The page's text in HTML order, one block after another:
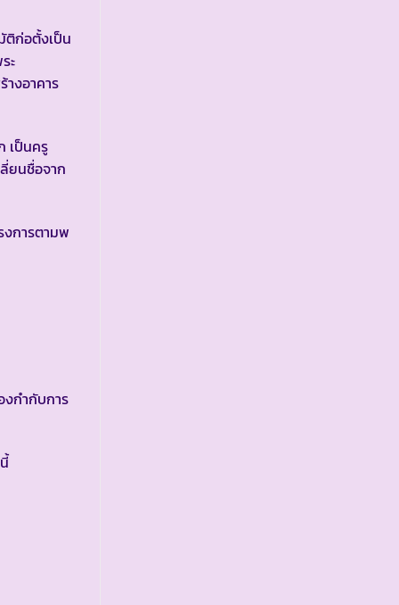
ติก่อตั้งเป็น
ะ
งอาคาร
เป็นครู
ยนชื่อจาก
งการตามพ
กำกับการ